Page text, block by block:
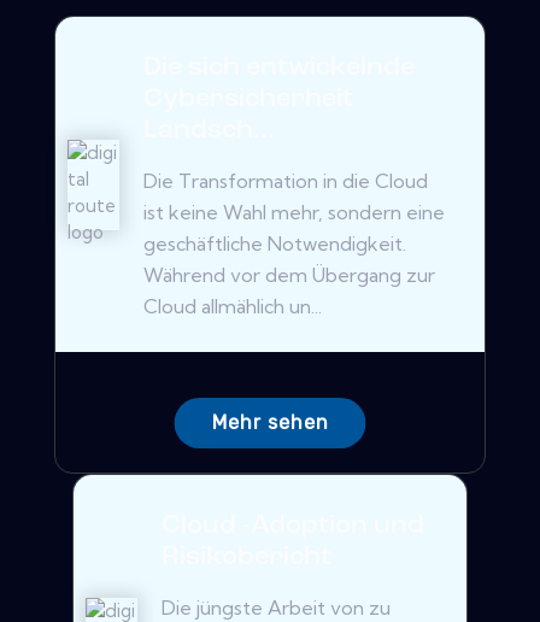
Die Transformation in die Cloud
ist keine Wahl mehr, sondern eine
geschäftliche Notwendigkeit.
Während vor dem Übergang zur
Cloud allmählich un...
Mehr sehen
Die jüngste Arbeit von zu